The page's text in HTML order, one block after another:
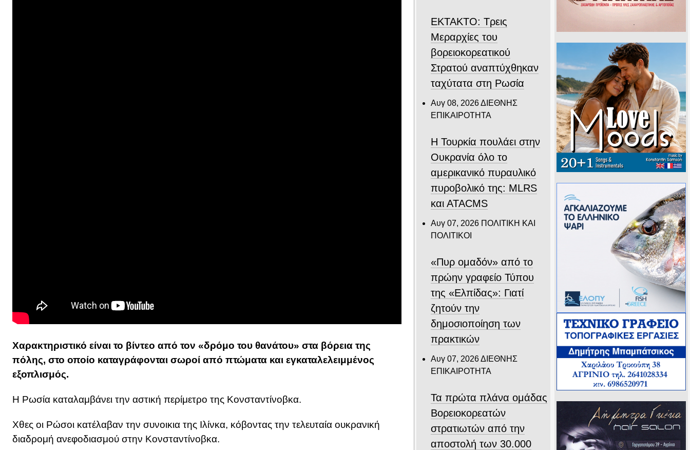
Χαρακτηριστικό είναι το βίντεο από τον «δρόμο του θανάτου» στα βόρεια της
πόλης, στο οποίο καταγράφονται σωροί από πτώματα και εγκαταλελειμμένος
εξοπλισμός.
Η Ρωσία καταλαμβάνει την αστική περίμετρο της Κονσταντίνοβκα.
Χθες οι Ρώσοι κατέλαβαν την συνοικια της Ιλίνκα, κόβοντας την τελευταία ουκρανική
διαδρομή ανεφοδιασμού στην Κονσταντίνοβκα.
ΕΚΤΑΚΤΟ: Τρεις
Μεραρχίες του
βορειοκορεατικού
Στρατού αναπτύχθηκαν
ταχύτατα στη Ρωσία
Αυγ 08, 2026ΔΙΕΘΝΗΣ
ΕΠΙΚΑΙΡΟΤΗΤΑ
Η Τουρκία πουλάει στην
Ουκρανία όλο το
αμερικανικό πυραυλικό
πυροβολικό της: MLRS
και ΑΤΑCMS
Αυγ 07, 2026 ΠΟΛΙΤΙΚΗ ΚΑΙ
ΠΟΛΙΤΙΚΟΙ
«Πυρ ομαδόν» από το
πρώην γραφείο Τύπου
της «Ελπίδας»: Γιατί
ζητούν την
δημοσιοποίηση των
πρακτικών
Αυγ 07, 2026ΔΙΕΘΝΗΣ
ΕΠΙΚΑΙΡΟΤΗΤΑ
Τα πρώτα πλάνα ομάδας
Βορειοκορεατών
στρατιωτών από την
αποστολή των 30.000